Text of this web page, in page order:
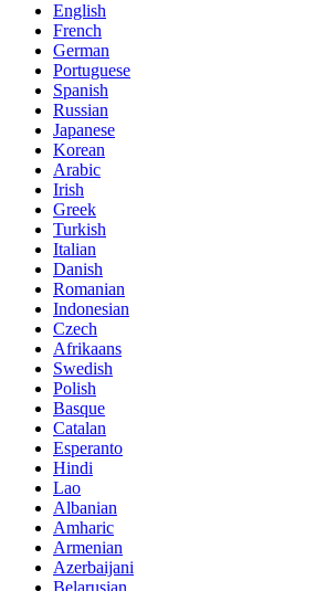
English
French
German
Portuguese
Spanish
Russian
Japanese
Korean
Arabic
Irish
Greek
Turkish
Italian
Danish
Romanian
Indonesian
Czech
Afrikaans
Swedish
Polish
Basque
Catalan
Esperanto
Hindi
Lao
Albanian
Amharic
Armenian
Azerbaijani